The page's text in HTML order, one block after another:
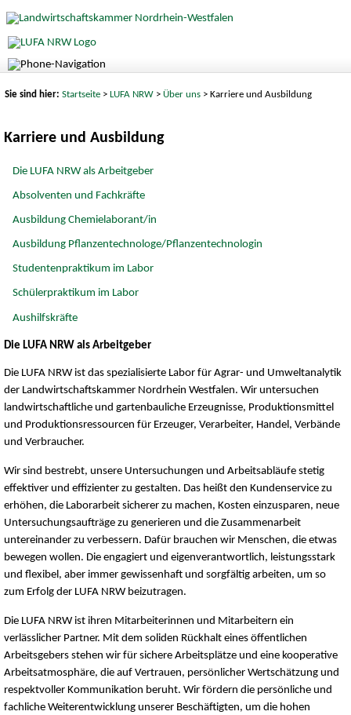
Sie sind hier:Startseite >LUFA NRW >Über uns > Karriere und Ausbildung
Karriere und Ausbildung
Die LUFA NRW als Arbeitgeber
Absolventen und Fachkräfte
Ausbildung Chemielaborant/in
Ausbildung Pflanzentechnologe/Pflanzentechnologin
Studentenpraktikum im Labor
Schülerpraktikum im Labor
Aushilfskräfte
Die LUFA NRW als Arbeitgeber
Die LUFA NRW ist das spezialisierte Labor für Agrar- und Umweltanalytik
der Landwirtschaftskammer Nordrhein Westfalen. Wir untersuchen
landwirtschaftliche und gartenbauliche Erzeugnisse, Produktionsmittel
und Produktionsressourcen für Erzeuger, Verarbeiter, Handel, Verbände
und Verbraucher.
Wir sind bestrebt, unsere Untersuchungen und Arbeitsabläufe stetig
effektiver und effizienter zu gestalten. Das heißt den Kundenservice zu
erhöhen, die Laborarbeit sicherer zu machen, Kosten einzusparen, neue
Untersuchungsaufträge zu generieren und die Zusammenarbeit
untereinander zu verbessern. Dafür brauchen wir Menschen, die etwas
bewegen wollen. Die engagiert und eigenverantwortlich, leistungsstark
und flexibel, aber immer gewissenhaft und sorgfältig arbeiten, um so
zum Erfolg der LUFA NRW beizutragen.
Die LUFA NRW ist ihren Mitarbeiterinnen und Mitarbeitern ein
verlässlicher Partner. Mit dem soliden Rückhalt eines öffentlichen
Arbeitsgebers stehen wir für sichere Arbeitsplätze und eine kooperative
Arbeitsatmosphäre, die auf Vertrauen, persönlicher Wertschätzung und
respektvoller Kommunikation beruht. Wir fördern die persönliche und
fachliche Weiterentwicklung unserer Beschäftigten, um die hohen